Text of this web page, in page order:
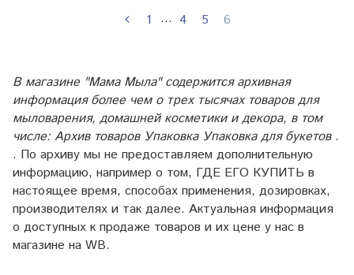
1 … 4 5 6
В магазине "Мама Мыла" содержится архивная
информация более чем о трех тысячах товаров для
мыловарения, домашней косметики и декора, в том
числе: Архив товаров Упаковка Упаковка для букетов .
. По архиву мы не предоставляем дополнительную
информацию, например о том, ГДЕ ЕГО КУПИТЬ в
настоящее время, способах применения, дозировках,
производителях и так далее. Актуальная информация
о доступных к продаже товаров и их цене у нас в
магазине на WB.